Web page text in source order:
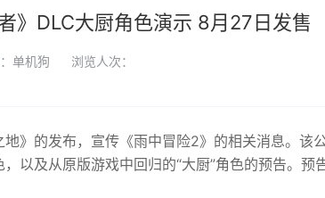
》DLC大厨角色演示 8月27日发售
单机狗 浏览人次：
》的发布，宣传《雨中冒险2》的相关消息。该
以及从原版游戏中回归的“大厨”角色的预告。预